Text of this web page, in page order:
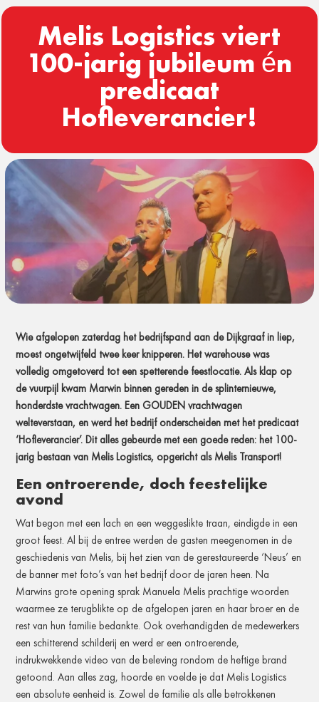
Melis Logistics viert
100-jarig jubileum én
predicaat
Hofleverancier!
Wie afgelopen zaterdag het bedrijfspand aan de Dijkgraaf in liep,
moest ongetwijfeld twee keer knipperen. Het warehouse was
volledig omgetoverd tot een spetterende feestlocatie. Als klap op
de vuurpijl kwam Marwin binnen gereden in de splinternieuwe,
honderdste vrachtwagen. Een GOUDEN vrachtwagen
welteverstaan, en werd het bedrijf onderscheiden met het predicaat
‘Hofleverancier’. Dit alles gebeurde met een goede reden: het 100-
jarig bestaan van Melis Logistics, opgericht als Melis Transport!
Een ontroerende, doch feestelijke
avond
Wat begon met een lach en een weggeslikte traan, eindigde in een
groot feest. Al bij de entree werden de gasten meegenomen in de
geschiedenis van Melis, bij het zien van de gerestaureerde ‘Neus’ en
de banner met foto’s van het bedrijf door de jaren heen. Na
Marwins grote opening sprak Manuela Melis prachtige woorden
waarmee ze terugblikte op de afgelopen jaren en haar broer en de
rest van hun familie bedankte. Ook overhandigden de medewerkers
een schitterend schilderij en werd er een ontroerende,
indrukwekkende video van de beleving rondom de heftige brand
getoond. Aan alles zag, hoorde en voelde je dat Melis Logistics
een absolute eenheid is. Zowel de familie als alle betrokkenen